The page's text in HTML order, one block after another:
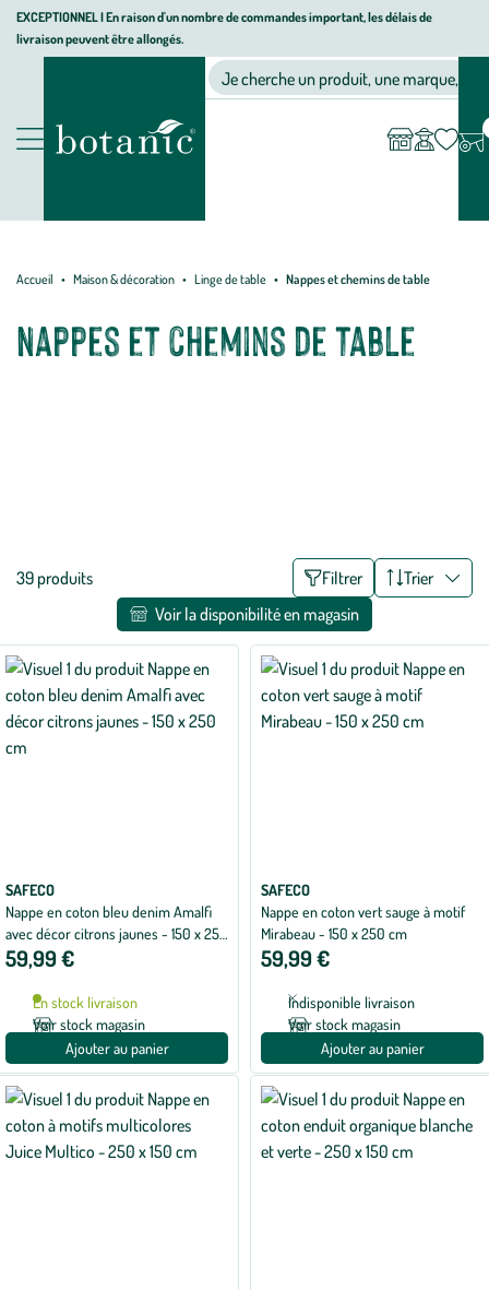
Aller
Aller
au
Aller
au
page
EXCEPTIONNEL I En raison d'un nombre de commandes important, les délais de
livraison peuvent être allongés.
Nos
animalerie,
décoration,
botanic®
Je cherche un produit, une marque, un
compte
Accueil Maison & décoration Linge de table Nappes et chemins de table
Nappes et chemins de table
Liste
appliqués
39 produits Filtrer
Trier
Voir la disponibilité en magasin
SAFECO
Nappe en coton bleu denim Amalfi
avec décor citrons jaunes - 150 x 250
cm
59,99 €
En stock livraison
Voir stock magasin
Ajouter au panier
SAFECO
Nappe en coton vert sauge à motif
Mirabeau - 150 x 250 cm
59,99 €
Indisponible livraison
Voir stock magasin
Ajouter au panier